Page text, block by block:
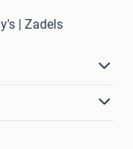
| Zadels